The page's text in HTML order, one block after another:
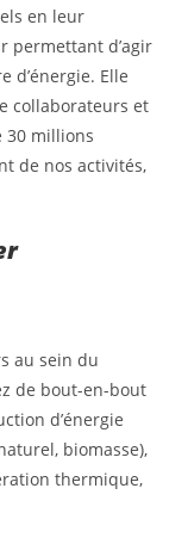
en leur
permettant d’agir
d’énergie. Elle
collaborateurs et
30 millions
de nos activités,
au sein du
de bout-en-bout
d’énergie
biomasse),
thermique,